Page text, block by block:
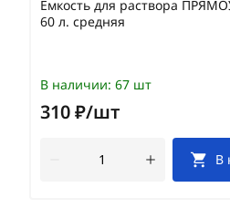
Емкость для раствора
60 л. средняя
В наличии: 67 шт
310 ₽/шт
В